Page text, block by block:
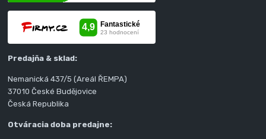
Predajňa & sklad:
Nemanická 437/5 (Areál ŘEMPA)
37010 České Budějovice
Česká Republika
Otváracia doba predajne: